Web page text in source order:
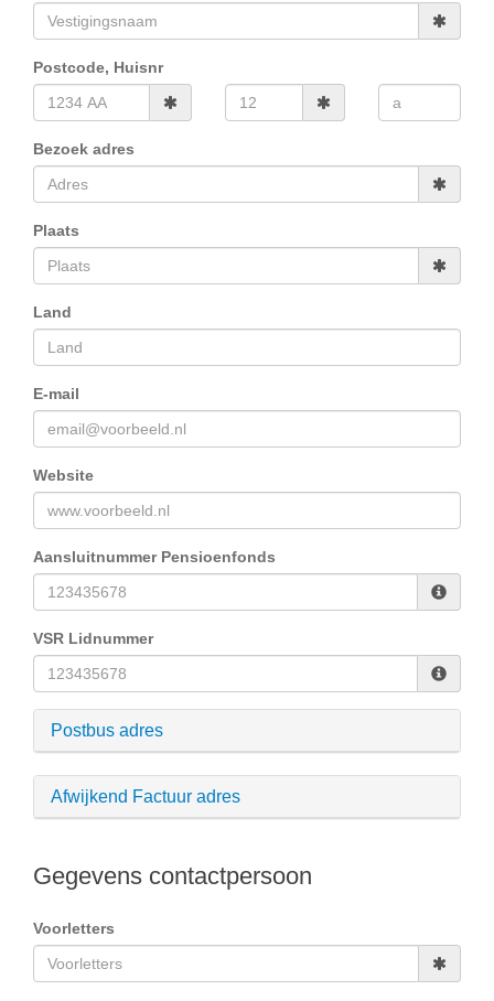
Postcode, Huisnr
Bezoek adres
Plaats
Land
E-mail
Website
Aansluitnummer Pensioenfonds
VSR Lidnummer
Postbus adres
Afwijkend Factuur adres
Gegevens contactpersoon
Voorletters